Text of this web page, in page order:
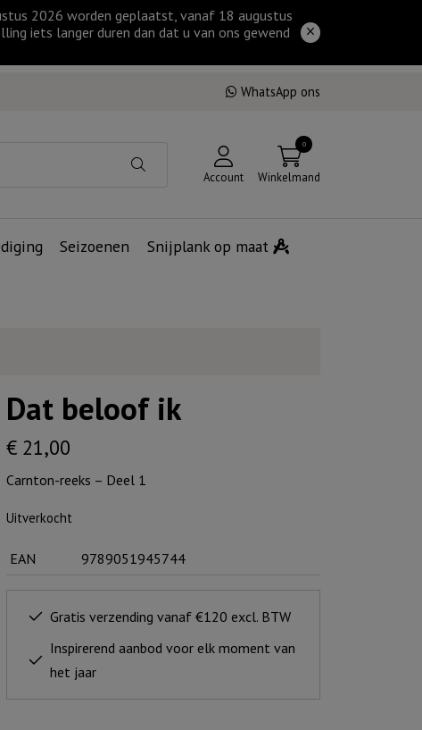
2026 worden geplaatst, vanaf 18 augustus
iets langer duren dan dat u van ons gewend
WhatsApp ons
Account
0
Winkelmand
Seizoenen Snijplank op maat
Dat beloof ik
€21,00
Carnton-reeks – Deel 1
Uitverkocht
EAN 9789051945744
Gratis verzending vanaf €120 excl. BTW
Inspirerend aanbod voor elk moment van
het jaar